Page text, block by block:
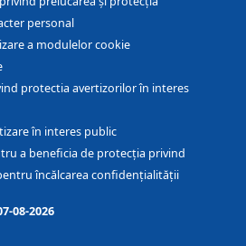
personal
a modulelor cookie
protectia avertizorilor în interes
în interes public
a beneficia de protecția privind
încălcarea confidențialității
08-2026